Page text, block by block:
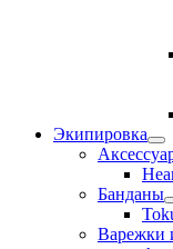
Экипировка
Банданы
Варежки